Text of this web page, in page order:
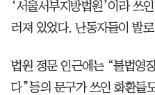
‘서울서부지방법원’이라 쓰
러져 있었다. 난동자들이 발
법원 정문 인근에는 “불법영
다”등의 문구가 쓰인 화환들